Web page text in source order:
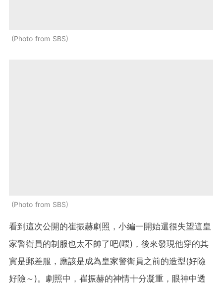
Photo from SBS
Photo from SBS
看到這次公開的崔振赫劇照，小編一開始還很失望這皇
家警衛員的制服也太不帥了吧(喂)，後來發現他穿的其
實是郵差服，應該是成為皇家警衛員之前的造型(好險
好險～)。劇照中，崔振赫的神情十分凝重，眼神中透